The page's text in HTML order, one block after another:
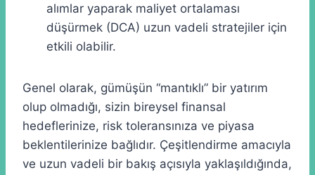
alımlar yaparak maliyet ortalaması
düşürmek (DCA) uzun vadeli stratejiler için
etkili olabilir.
Genel olarak, gümüşün “mantıklı” bir yatırım
olup olmadığı, sizin bireysel finansal
hedeflerinize, risk toleransınıza ve piyasa
beklentilerinize bağlıdır. Çeşitlendirme amacıyla
ve uzun vadeli bir bakış açısıyla yaklaşıldığında,